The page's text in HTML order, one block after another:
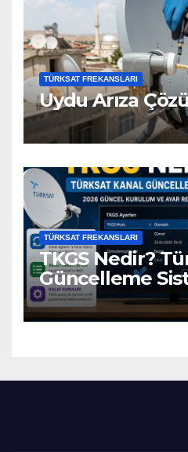
TÜRKSAT FREKANSLARI
Uydu Arıza
TÜRKSAT FREKANSLARI
TKGS Nedir?
Güncelleme
Ayarları)